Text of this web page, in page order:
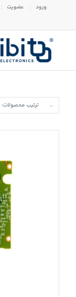
ورود عضویت
ترتیب محصولات: